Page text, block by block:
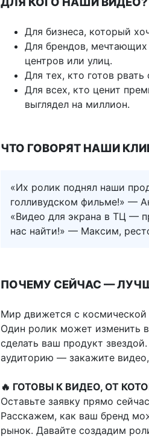
Для бизнеса, который
Для брендов, мечтающих
центров или улиц.
Для тех, кто готов
Для всех, кто ценит
выглядел на миллион.
ЧТО ГОВОРЯТ НАШИ
«Их ролик поднял наши
голливудском фильме!» —
«Видео для экрана в ТЦ —
нас найти!» — Максим,
ПОЧЕМУ СЕЙЧАС —
Мир движется с
Один ролик может изменить
сделать ваш продукт
аудиторию — закажите видео,
🔥 ГОТОВЫ К ВИДЕО, ОТ
Оставьте заявку прямо
Расскажем, как ваш бренд
рынок. Давайте создадим